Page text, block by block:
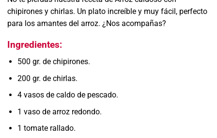
chipirones y chirlas. Un plato increíble y muy fácil, perfecto
para los amantes del arroz. ¿Nos acompañas?
Ingredientes:
500 gr. de chipirones.
200 gr. de chirlas.
4 vasos de caldo de pescado.
1 vaso de arroz redondo.
1 tomate rallado.